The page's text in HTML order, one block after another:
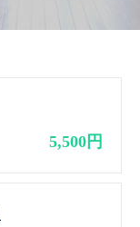
5,500円